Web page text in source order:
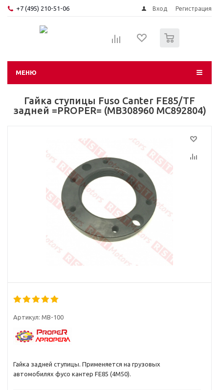
+7 (495) 210-51-06 Вход Регистрация
МЕНЮ
Гайка ступицы Fuso Canter FE85/TF
задней =PROPER= (MB308960 MC892804)
Артикул: MB-100
Гайка задней ступицы. Применяется на грузовых
автомобилях фусо кантер FE85 (4M50).